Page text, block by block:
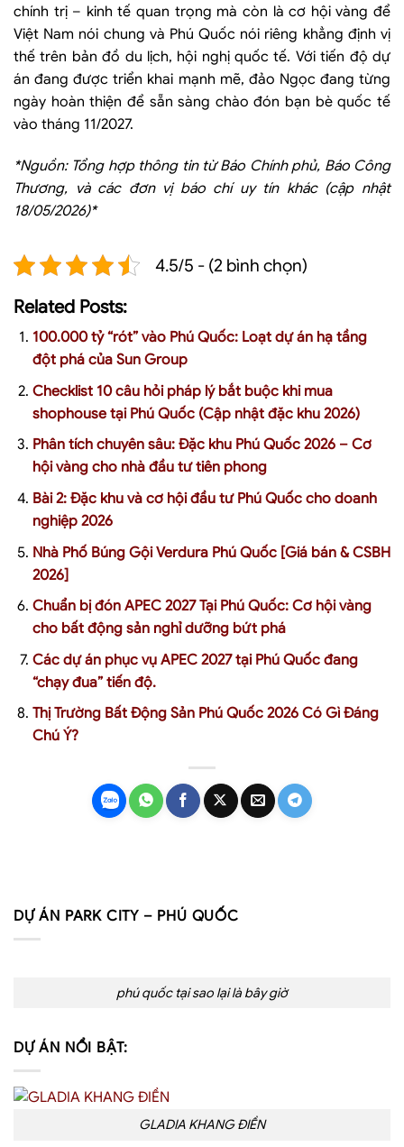
chính trị – kinh tế quan trọng mà còn là cơ hội vàng để
Việt Nam nói chung và Phú Quốc nói riêng khẳng định vị
thế trên bản đồ du lịch, hội nghị quốc tế. Với tiến độ dự
án đang được triển khai mạnh mẽ, đảo Ngọc đang từng
ngày hoàn thiện để sẵn sàng chào đón bạn bè quốc tế
vào tháng 11/2027.
*Nguồn: Tổng hợp thông tin từ Báo Chính phủ, Báo Công
Thương, và các đơn vị báo chí uy tín khác (cập nhật
18/05/2026)*
4.5/5 - (2 bình chọn)
Related Posts:
100.000 tỷ “rót” vào Phú Quốc: Loạt dự án hạ tầng
đột phá của Sun Group
Checklist 10 câu hỏi pháp lý bắt buộc khi mua
shophouse tại Phú Quốc (Cập nhật đặc khu 2026)
Phân tích chuyên sâu: Đặc khu Phú Quốc 2026 – Cơ
hội vàng cho nhà đầu tư tiên phong
Bài 2: Đặc khu và cơ hội đầu tư Phú Quốc cho doanh
nghiệp 2026
Nhà Phố Búng Gội Verdura Phú Quốc [Giá bán & CSBH
2026]
Chuẩn bị đón APEC 2027 Tại Phú Quốc: Cơ hội vàng
cho bất động sản nghỉ dưỡng bứt phá
Các dự án phục vụ APEC 2027 tại Phú Quốc đang
“chạy đua” tiến độ.
Thị Trường Bất Động Sản Phú Quốc 2026 Có Gì Đáng
Chú Ý?
DỰ ÁN PARK CITY – PHÚ QUỐC
phú quốc tại sao lại là bây giờ
DỰ ÁN NỔI BẬT:
GLADIA KHANG ĐIỀN